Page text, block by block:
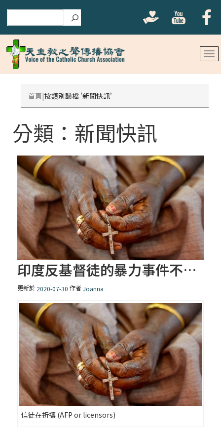
首頁 按類別歸檔 '新聞快訊'
分類： 新聞快訊
印度反基督徒的暴力事件不斷增加
更新於 2020-07-30 作者 Joanna
信徒在祈禱 (AFP or licensors)